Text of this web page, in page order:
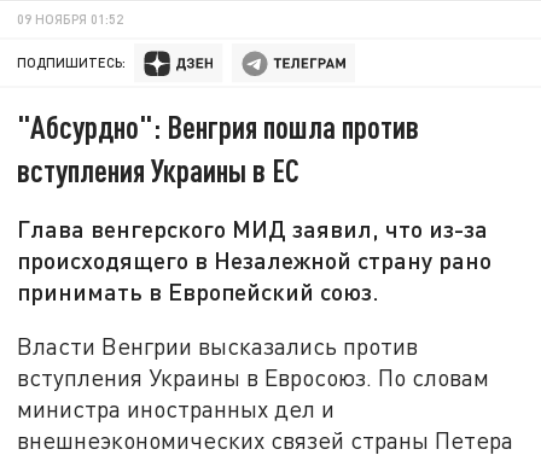
09 НОЯБРЯ 01:52
ПОДПИШИТЕСЬ:
"Абсурдно": Венгрия пошла против
вступления Украины в ЕС
Глава венгерского МИД заявил, что из-за
происходящего в Незалежной страну рано
принимать в Европейский союз.
Власти Венгрии высказались против
вступления Украины в Евросоюз. По словам
министра иностранных дел и
внешнеэкономических связей страны Петера